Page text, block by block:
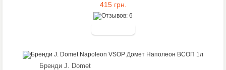
415 грн.
Бренди J. Domet